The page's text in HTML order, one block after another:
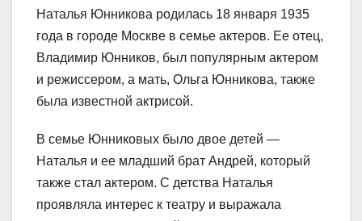
Наталья Юнникова родилась 18 января 1935
года в городе Москве в семье актеров. Ее отец,
Владимир Юнников, был популярным актером
и режиссером, а мать, Ольга Юнникова, также
была известной актрисой.
В семье Юнниковых было двое детей —
Наталья и ее младший брат Андрей, который
также стал актером. С детства Наталья
проявляла интерес к театру и выражала